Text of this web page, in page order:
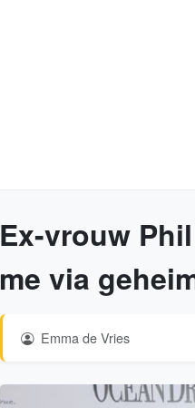
Ex-vrouw
me via
Emma de Vries